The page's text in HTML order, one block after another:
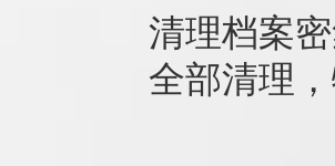
清理档案
全部清理